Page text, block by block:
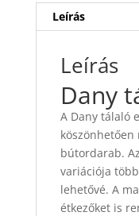
Leírás
Leírás
Dany
A Dany tálaló
bútordarab.
variációja
lehetővé. A
étkezőket is